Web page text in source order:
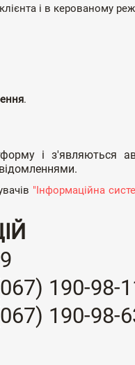
і в керованому
.
і з'являються
"Інформаційна
190-98-
190-98-